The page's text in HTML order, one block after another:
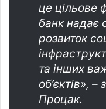
це цільове
банк надає
розвиток
та інших
об’єктів»,
Процак.